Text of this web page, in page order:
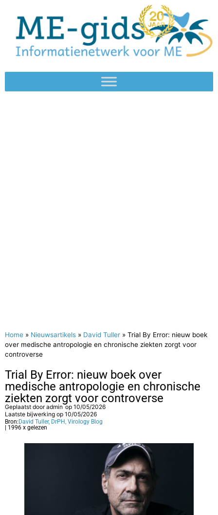
Home » Nieuwsartikels » David Tuller » Trial By Error: nieuw boek
over medische antropologie en chronische ziekten zorgt voor
controverse
Trial By Error: nieuw boek over
medische antropologie en chronische
ziekten zorgt voor controverse
Geplaatst dooradmin op 10/05/2026
Laatste bijwerking op 10/05/2026
Bron: David Tuller, DrPH, Virology Blog
| 1996 x gelezen